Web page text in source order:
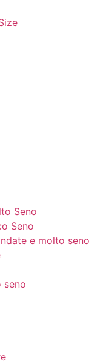
Seno
Seno
e molto seno
seno